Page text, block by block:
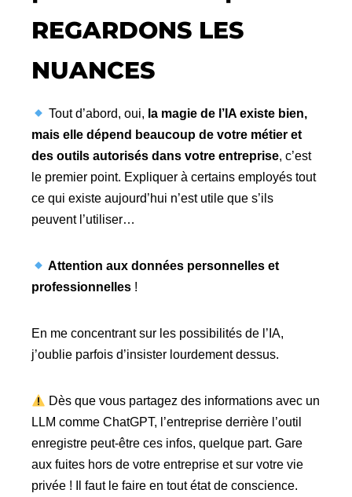
REGARDONS LES
NUANCES
Tout d’abord, oui, la magie de l’IA existe bien,
mais elle dépend beaucoup de votre métier et
des outils autorisés dans votre entreprise, c’est
le premier point. Expliquer à certains employés tout
ce qui existe aujourd’hui n’est utile que s’ils
peuvent l’utiliser…
Attention aux données personnelles et
professionnelles !
En me concentrant sur les possibilités de l’IA,
j’oublie parfois d’insister lourdement dessus.
Dès que vous partagez des informations avec un
LLM comme ChatGPT, l’entreprise derrière l’outil
enregistre peut-être ces infos, quelque part. Gare
aux fuites hors de votre entreprise et sur votre vie
privée ! Il faut le faire en tout état de conscience.